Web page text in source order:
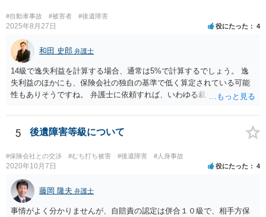
#自動車事故 #被害者 #後遺障害
2025年8月27日 役にたった 4
和田 史郎 弁護士
14級で逸失利益を計算する場合、通常は5%で計算するでしょう。 逸
失利益のほかにも、保険会社の独自の基準で低く算定されている可能
性もありそうですね。 弁護士に依頼すれば、いわゆる裁判基準程度の
5 後遺障害等級について
#保険会社との交渉 #むち打ち被害 #後遺障害 #人身事故
2020年10月7日 役にたった 4
藤岡 隆夫 弁護士
事情がよく分かりませんが、自賠責の認定は併合１０級で、相手方保